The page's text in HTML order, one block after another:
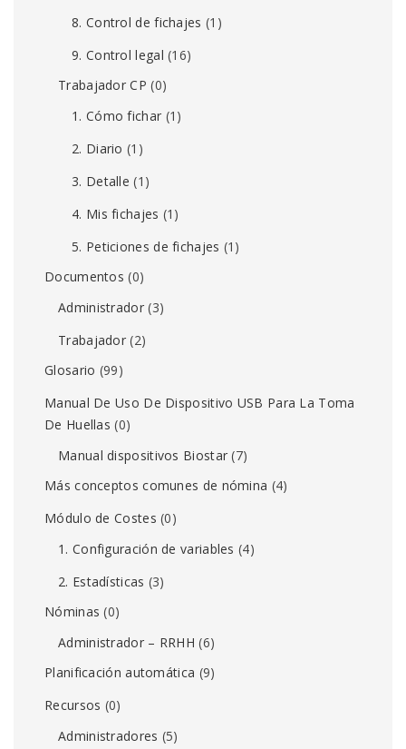
8. Control de fichajes (1)
9. Control legal (16)
Trabajador CP (0)
1. Cómo fichar (1)
2. Diario (1)
3. Detalle (1)
4. Mis fichajes (1)
5. Peticiones de fichajes (1)
Documentos (0)
Administrador(3)
Trabajador (2)
Glosario (99)
Manual De Uso De Dispositivo USB Para La Toma
De Huellas (0)
Manual dispositivos Biostar (7)
Más conceptos comunes de nómina (4)
Módulo de Costes (0)
1. Configuración de variables (4)
2. Estadísticas (3)
Nóminas (0)
Administrador – RRHH (6)
Planificación automática (9)
Recursos (0)
Administradores (5)